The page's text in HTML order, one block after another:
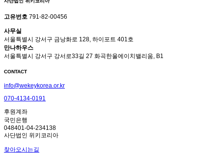
고유번호 791-82-00456
사무실
서울특별시 강서구 금낭화로 128, 하이포트 401호
만나하우스
서울특별시 강서구 강서로33길 27 화곡한울에이치밸리움, B1
CONTACT
info@wekeykorea.or.kr
070-4134-0191
후원계좌
국민은행
048401-04-234138
사단법인 위키코리아
찾아오시는길